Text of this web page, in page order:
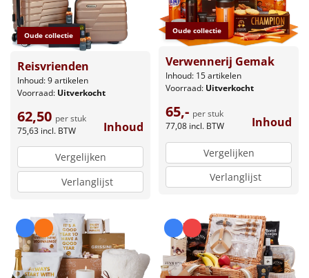
Oude collectie
Reisvrienden
Inhoud: 9 artikelen
Voorraad: Uitverkocht
62,50 per stuk
75,63 incl. BTW Inhoud
Vergelijken
Verlanglijst
Oude collectie
Verwennerij Gemak
Inhoud: 15 artikelen
Voorraad: Uitverkocht
65,- per stuk
77,08 incl. BTW Inhoud
Vergelijken
Verlanglijst